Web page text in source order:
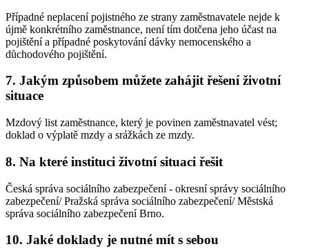
Případné neplacení pojistného ze strany zaměstnavatele nejde k
újmě konkrétního zaměstnance, není tím dotčena jeho účast na
pojištění a případné poskytování dávky nemocenského a
důchodového pojištění.
7. Jakým způsobem můžete zahájit řešení životní
situace
Mzdový list zaměstnance, který je povinen zaměstnavatel vést;
doklad o výplatě mzdy a srážkách ze mzdy.
8. Na které instituci životní situaci řešit
Česká správa sociálního zabezpečení - okresní správy sociálního
zabezpečení/ Pražská správa sociálního zabezpečení/ Městská
správa sociálního zabezpečení Brno.
10. Jaké doklady je nutné mít s sebou